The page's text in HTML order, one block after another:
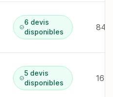
6 devis
disponibles
84
5 devis
disponibles